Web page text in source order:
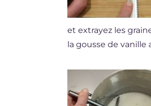
et extrayez les
la gousse de vanille